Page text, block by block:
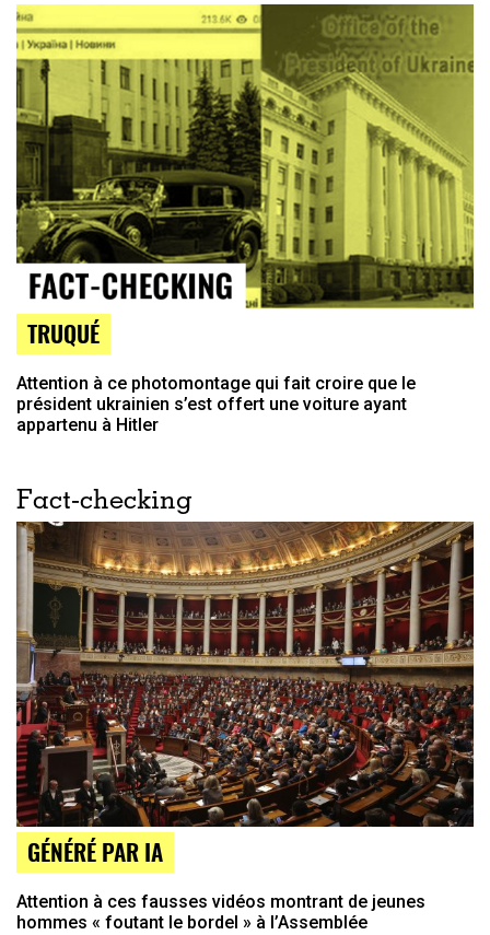
TRUQUÉ
Attention à ce photomontage qui fait croire que le
président ukrainien s’est offert une voiture ayant
appartenu à Hitler
Fact-checking
GÉNÉRÉ PAR IA
Attention à ces fausses vidéos montrant de jeunes
hommes « foutant le bordel » à l’Assemblée